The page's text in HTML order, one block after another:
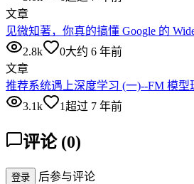
文章
见微知著，你真的搞懂 Google 的
2.8k
0大约 6 年前
文章
推荐系统遇上深度学习 (一)--FM 模型
3.1k
1超过 7 年前
评论 (0)
登录 后参与评论